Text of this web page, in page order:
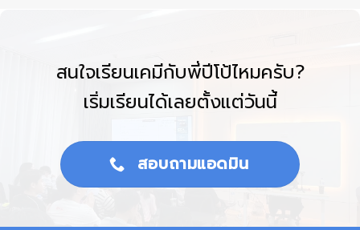
สนใจเรียนเคมีกับพี่ปีโป้ไหมครับ?
เริ่มเรียนได้เลยตั้งแต่วันนี้
สอบถามแอดมิน